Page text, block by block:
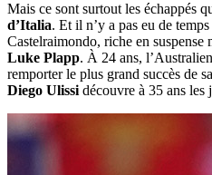
Mais ce sont surtout les échappés
d’Italia. Et il n’y a pas eu de
Castelraimondo, riche en suspense
Luke Plapp. À 24 ans,
remporter le plus grand succès de
Diego Ulissidécouvre à 35 ans les